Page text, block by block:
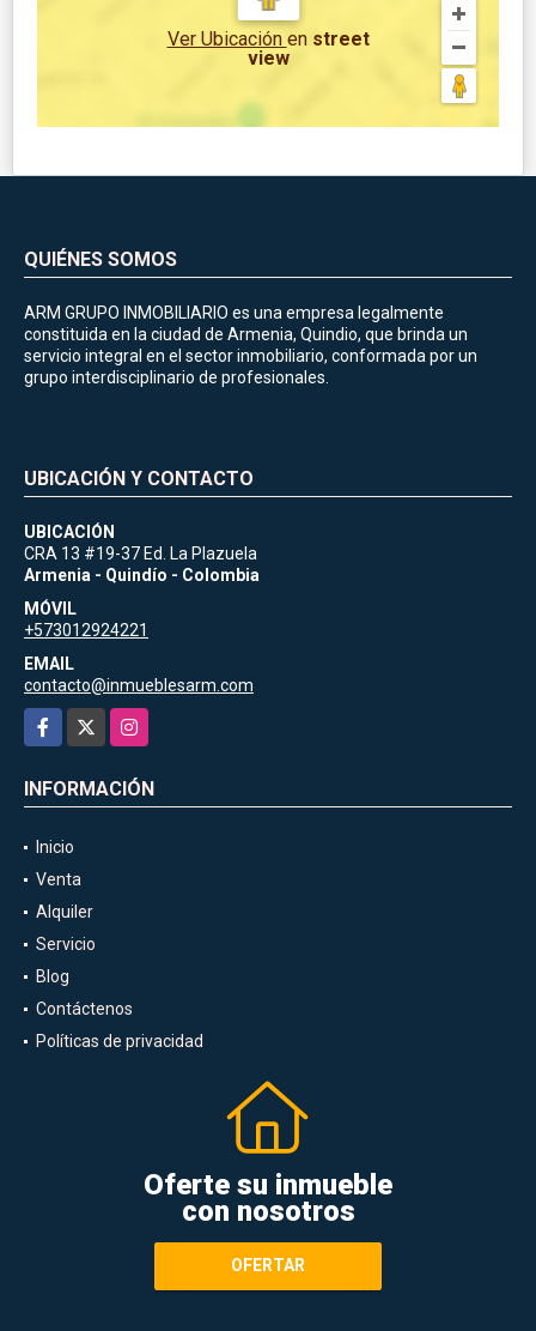
Ver Ubicación en street
view
QUIÉNES SOMOS
ARM GRUPO INMOBILIARIO es una empresa legalmente
constituida en la ciudad de Armenia, Quindio, que brinda un
servicio integral en el sector inmobiliario, conformada por un
grupo interdisciplinario de profesionales.
UBICACIÓN Y CONTACTO
UBICACIÓN
CRA 13 #19-37 Ed. La Plazuela
Armenia - Quindío - Colombia
MÓVIL
+573012924221
EMAIL
contacto@inmueblesarm.com
Facebook
Instagram
INFORMACIÓN
Inicio
Venta
Alquiler
Servicio
Blog
Contáctenos
Políticas de privacidad
Oferte su inmueble
con nosotros
OFERTAR